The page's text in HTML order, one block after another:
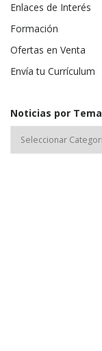
Enlaces de Interés
Formación
Ofertas en Venta
Envía tu Currículum
Noticias por Tema